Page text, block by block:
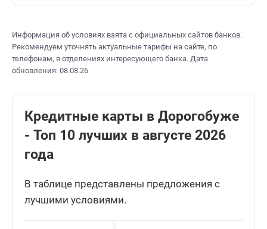
Информация об условиях взята с официальных сайтов банков.
Рекомендуем уточнять актуальные тарифы на сайте, по
телефонам, в отделениях интересующего банка. Дата
обновления: 08.08.26
Кредитные карты в Дорогобуже
- Топ 10 лучших в августе 2026
года
В таблице представлены предложения с
лучшими условиями.